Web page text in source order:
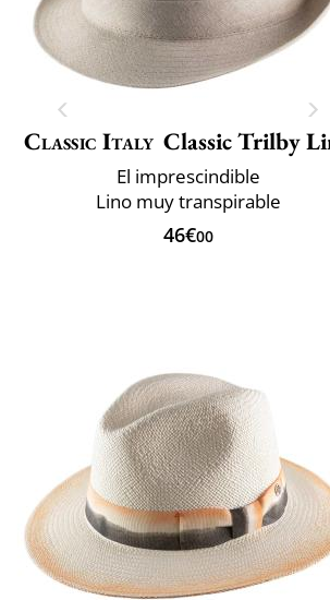
Classic Italy Classic Trilby
El imprescindible
Lino muy transpirable
46€00